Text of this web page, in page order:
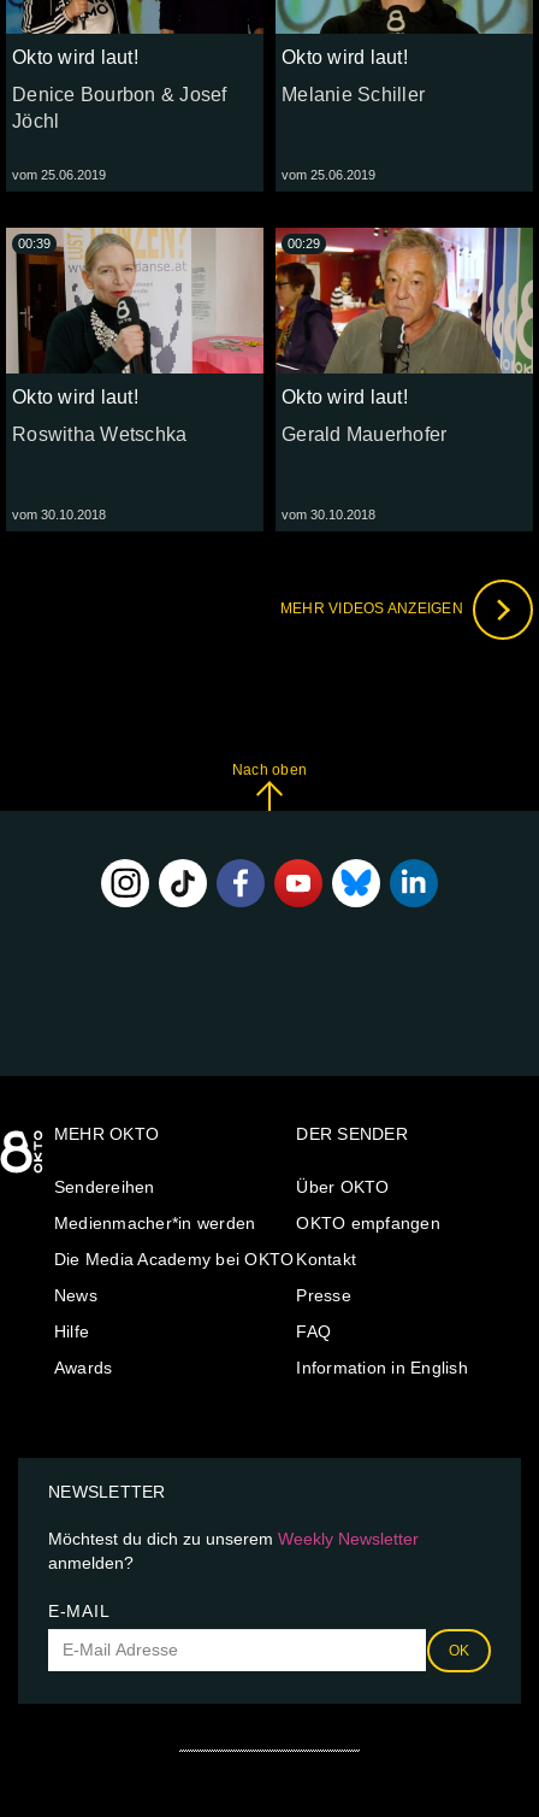
Okto wird laut!
Denice Bourbon & Josef
Jöchl
vom 25.06.2019
Okto wird laut!
Melanie Schiller
vom 25.06.2019
Okto wird laut!
Roswitha Wetschka
vom 30.10.2018
00:39
Okto wird laut!
Gerald Mauerhofer
vom 30.10.2018
00:29
MEHR VIDEOS ANZEIGEN
Nach oben
MEHR OKTO
Sendereihen
Medienmacher*in werden
Die Media Academy bei OKTO
News
Hilfe
Awards
DER SENDER
Über OKTO
OKTO empfangen
Kontakt
Presse
FAQ
Information in English
NEWSLETTER
Möchtest du dich zu unserem Weekly Newsletter
anmelden?
E-MAIL
OK